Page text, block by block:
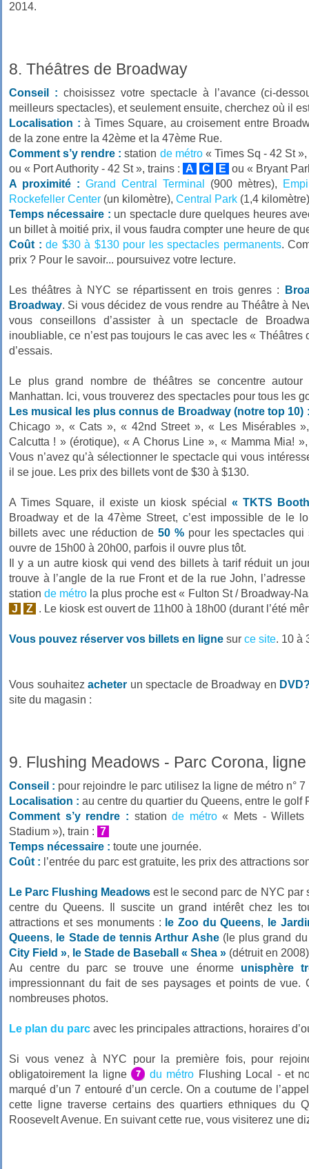
2014.
8. Théâtres de Broadway
Conseil : choisissez votre spectacle à l’avance (ci-
meilleurs spectacles), et seulement ensuite, cherchez où il
Localisation : à Times Square, au croisement entre
de la zone entre la 42ème et la 47ème Rue.
Comment s’y rendre : station de métro« Times Sq - 42 St
ou « Port Authority - 42 St », trains : A C E ou « Bryant
A proximité : Grand Central Terminal (900 mètres),
Rockefeller Center (un kilomètre), Central Park (1,4
Temps nécessaire : un spectacle dure quelques heures
un billet à moitié prix, il vous faudra compter une heure de
Coût : de $30 à $130 pour les spectacles permanents.
prix ? Pour le savoir... poursuivez votre lecture.
Les théâtres à NYC se répartissent en trois genres :
Broadway. Si vous décidez de vous rendre au Théâtre à
vous conseillons d’assister à un spectacle de
inoubliable, ce n’est pas toujours le cas avec les « Théâtres
d’essais.
Le plus grand nombre de théâtres se concentre
Manhattan. Ici, vous trouverez des spectacles pour tous les
Les musical les plus connus de Broadway (notre top 10)
Chicago », « Cats », « 42nd Street », « Les Misérables
Calcutta ! » (érotique), « A Chorus Line », « Mamma Mia!
Vous n’avez qu’à sélectionner le spectacle qui vous
il se joue. Les prix des billets vont de $30 à $130.
A Times Square, il existe un kiosk spécial « TKTS
Broadway et de la 47ème Street, c’est impossible de le
billets avec une réduction de50 %pour les spectacles qui
ouvre de 15h00 à 20h00, parfois il ouvre plus tôt.
Il y a un autre kiosk qui vend des billets à tarif réduit un
trouve à l’angle de la rue Front et de la rue John,
stationde métro la plus proche est « Fulton St / Broadway-
J
Z . Le kiosk est ouvert de 11h00 à 18h00 (durant l’été
Vous pouvez réserver vos billets en ligne sur ce site. 10 à
Vous souhaitez acheter un spectacle de Broadway en
site du magasin :
9. Flushing Meadows - Parc Corona,
Conseil : pour rejoindre le parc utilisez la ligne de métro n° 7
Localisation : au centre du quartier du Queens, entre le golf
Comment s’y rendre : stationde métro« Mets - Willets
Stadium »), train : 7
Temps nécessaire : toute une journée.
Coût : l’entrée du parc est gratuite, les prix des attractions
Le Parc Flushing Meadows est le second parc de NYC par
centre du Queens. Il suscite un grand intérêt chez les
attractions et ses monuments : le Zoo du Queens,
le
Queens, le Stade de tennis Arthur Ashe(le plus grand
City Field », le Stade de Baseball « Shea » (détruit en
Au centre du parc se trouve une énorme unisphère
impressionnant du fait de ses paysages et points de vue.
nombreuses photos.
Le plan du parc avec les principales attractions, horaires
Si vous venez à NYC pour la première fois, pour
obligatoirement la ligne
du métro Flushing Local - et
marqué d’un 7 entouré d’un cercle. On a coutume de
cette ligne traverse certains des quartiers ethniques du
Roosevelt Avenue. En suivant cette rue, vous visiterez une